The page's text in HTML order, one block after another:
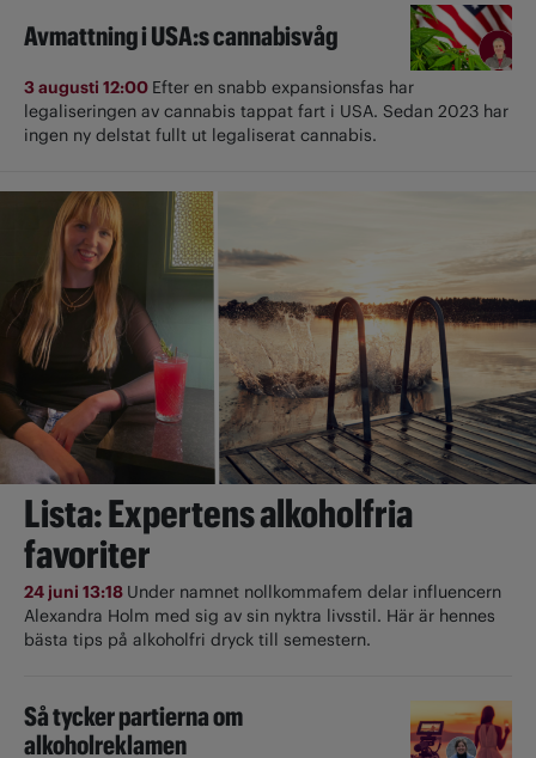
Avmattning i USA:s cannabisvåg
3 augusti 12:00 Efter en snabb expansionsfas har
legaliseringen av cannabis tappat fart i USA. Sedan 2023 har
ingen ny delstat fullt ut ­legaliserat cannabis.
Lista: Expertens alkoholfria
favoriter
24 juni 13:18 Under namnet nollkommafem delar influencern
Alexandra Holm med sig av sin nyktra livsstil. Här är hennes
bästa tips på alkoholfri dryck till semestern.
Så tycker partierna om
alkoholreklamen